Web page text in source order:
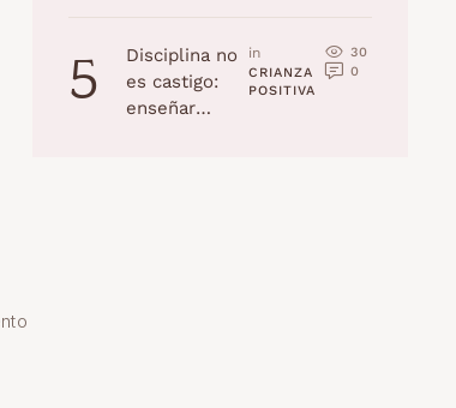
jamás
olvidaré
5
Disciplina no
es castigo:
enseñar
in
CRIANZA
POSITIVA
30
0